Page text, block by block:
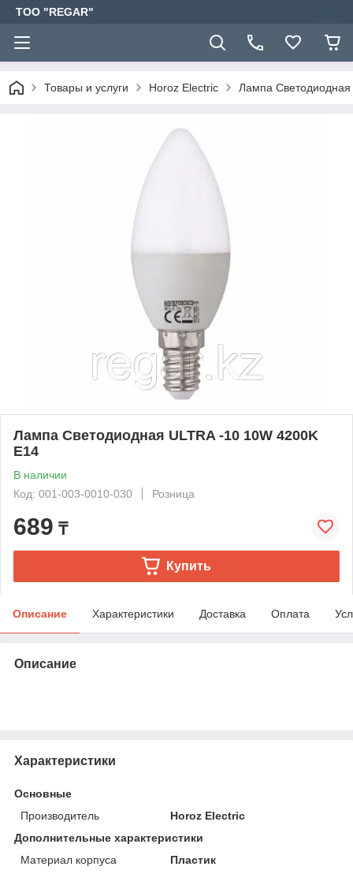
TOO "REGAR"
Товары и услуги Horoz Electric Лампа
Лампа Светодиодная ULTRA -10 10W 4200K
E14
В наличии
Код: 001-003-0010-030
Розница
689 ₸
Купить
Описание Характеристики Доставка Оплата
Описание
Характеристики
Основные
Производитель
Horoz Electric
Дополнительные характеристики
Материал корпуса
Пластик